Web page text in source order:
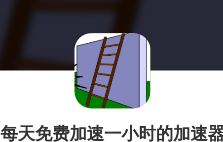
每天免费加速一小时的加速